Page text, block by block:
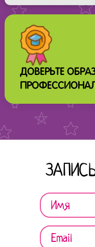
ДОВЕРЬТЕ